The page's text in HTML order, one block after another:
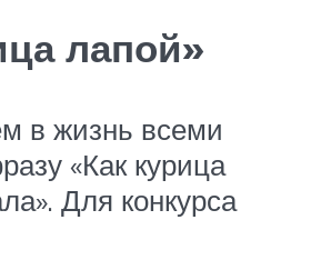
лапой»
в жизнь всеми
«Как курица
Для конкурса